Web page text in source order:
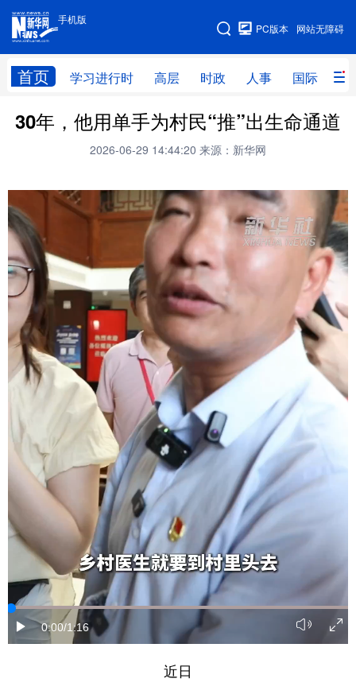
手机版
网站无障碍
PC版本
首页 学习进行时 高层 时政 人事 国际 财
手机版
网站地图
学习进行时 高层 时政 人事
财经 网评
台湾 思客智库 全球连线 教育
科创 量子 体育
文化 健康 军事
访谈 视频 图片 政务
法律 中央文件 汽车
食品 人居 信息化 数字经济
学术中国 乡村振兴 银龄 溯源中国
旅游 能源 会展
彩票 娱乐 时尚 悦读
公益 一带一路 亚太网 上市公司
文化产业
地方频道
北京 天津 河北 山西
30年，他用单手为村民“推”出生命通道
2026-06-29 14:44:20 来源：新华网
0:00/1:16
近日